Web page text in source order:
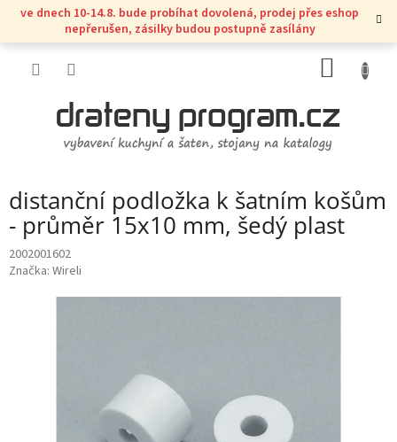
Přejít
obsah
ve dnech 10-14.8. bude probíhat dovolená, prodej přes eshop
nepřerušen, zásilky budou postupně zasílány
KOŠÍK
distanční podložka k šatním košům
- průměr 15x10 mm, šedý plast
2002001602
Značka: Wireli